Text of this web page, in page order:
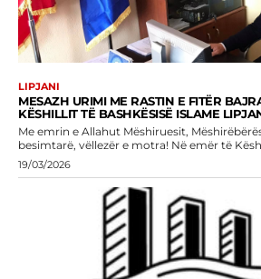
LIPJANI
MESAZH URIMI ME RASTIN E FITËR
KËSHILLIT TË BASHKËSISË ISLAME
Me emrin e Allahut Mëshiruesit, Mëshirëbërësit! Të
besimtarë, vëllezër e motra! Në emër të
19/03/2026